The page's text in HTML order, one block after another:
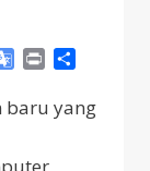
Google
Print
baru yang